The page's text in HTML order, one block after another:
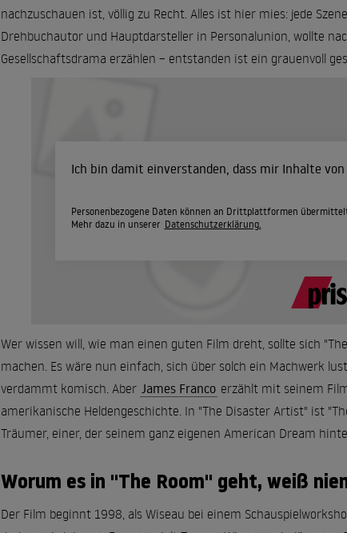
nachzuschauen ist, völlig zu Recht. Alles ist hier mies: jede
Drehbuchautor und Hauptdarsteller in Personalunion, wollte
Gesellschaftsdrama erzählen – entstanden ist ein grauenvoll
Ich bin damit einverstanden, dass mir Inhalte von
Personenbezogene Daten können an Drittplattformen
Mehr dazu in unserer Datenschutzerklärung.
Wer wissen will, wie man einen guten Film dreht, sollte sich
machen. Es wäre nun einfach, sich über solch ein Machwerk
verdammt komisch. Aber James Franco erzählt mit seinem
amerikanische Heldengeschichte. In "The Disaster Artist" ist
Träumer, einer, der seinem ganz eigenen American Dream
Worum es in "The Room" geht, weiß
Der Film beginnt 1998, als Wiseau bei einem